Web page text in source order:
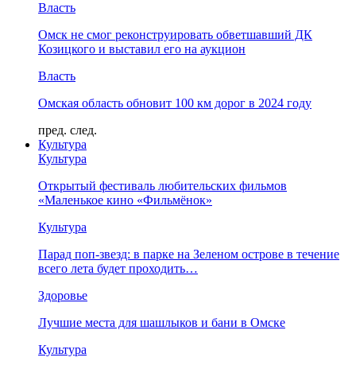
Власть
Омск не смог реконструировать обветшавший ДК
Козицкого и выставил его на аукцион
Власть
Омская область обновит 100 км дорог в 2024 году
пред. след.
Культура
Культура
Открытый фестиваль любительских фильмов
«Маленькое кино «Фильмёнок»
Культура
Парад поп-звезд: в парке на Зеленом острове в течение
всего лета будет проходить…
Здоровье
Лучшие места для шашлыков и бани в Омске
Культура